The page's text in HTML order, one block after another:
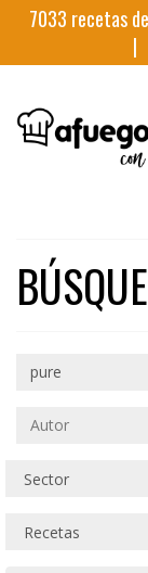
7033 recetas
|